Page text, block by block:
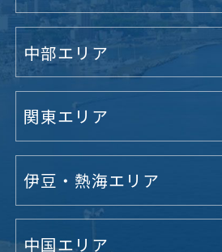
中部エリア
関東エリア
伊豆・熱海エリア
中国エリア